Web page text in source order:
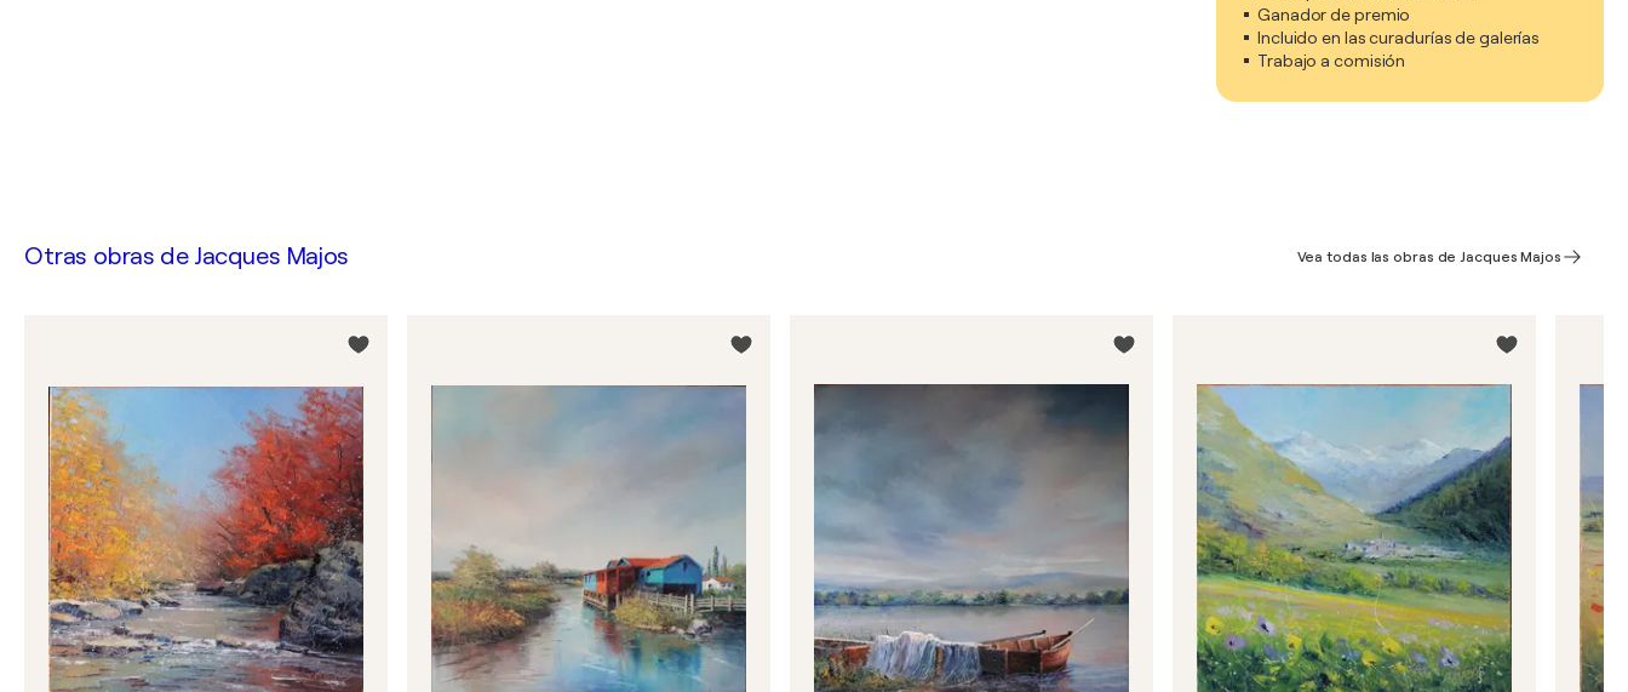
Ganador de premio
Incluido en las curadurías de galerías
Trabajo a comisión
Otras obras de Jacques Majos Vea todas las obras de Jacques Majos